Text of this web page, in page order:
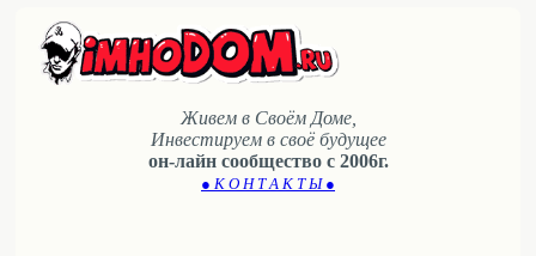
Живем в Своём Доме,
Инвестируем в своё будущее
он-лайн сообщество с 2006г.
● К О Н Т А К Т Ы ●